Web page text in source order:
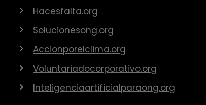
Hacesfalta.org
Solucionesong.org
Accionporelclima.org
Voluntariadocorporativo.org
Inteligenciaartificialparaong.org